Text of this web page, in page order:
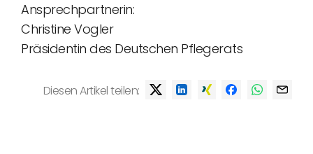
Ansprechpartnerin:
Christine Vogler
Präsidentin des Deutschen Pflegerats
Diesen Artikel teilen: